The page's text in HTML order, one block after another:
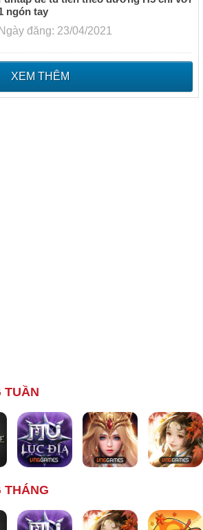
ngón tay
Ngày đăng: 23/04/2021
XEM THÊM
TUẦN
THÁNG